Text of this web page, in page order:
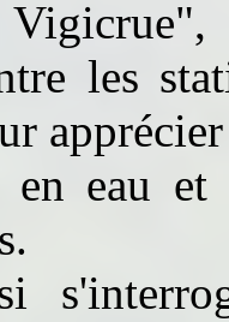
les
en eau